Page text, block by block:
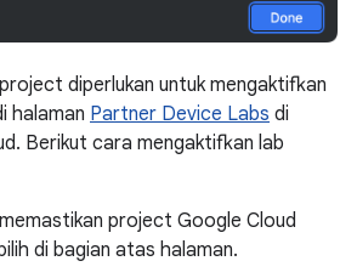
diperlukan untuk mengaktifkan
halaman Partner Device Labs di
Berikut cara mengaktifkan lab
project Google Cloud
di bagian atas halaman.